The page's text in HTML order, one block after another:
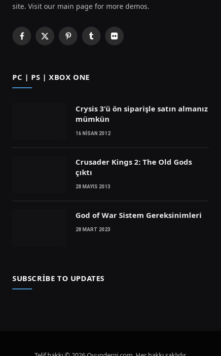
site. Visit our main page for more demos.
Facebook
X
PinterestTumblrFlickr
PC | PS | XBOX ONE
Crysis 3’ü ön siparişle satın almanız
mümkün
16 NISAN 2012
Crusader Kings 2: The Old Gods
çıktı
28 MAYIS 2013
God of War Sistem Gereksinimleri
28 MART 2023
SUBSCRIBE TO UPDATES